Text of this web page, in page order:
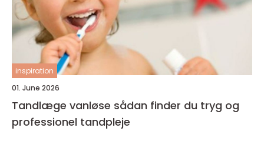
inspiration
01. June 2026
Tandlæge vanløse sådan finder du tryg og
professionel tandpleje